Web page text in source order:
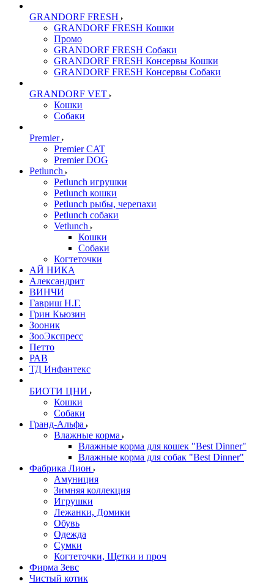
GRANDORF FRESH
GRANDORF FRESH Кошки
Промо
GRANDORF FRESH Собаки
GRANDORF FRESH Консервы Кошки
GRANDORF FRESH Консервы Собаки
GRANDORF VET
Кошки
Собаки
Premier
Premier CAT
Premier DOG
Petlunch
Petlunch игрушки
Petlunch кошки
Petlunch рыбы, черепахи
Petlunch собаки
Vetlunch
Кошки
Собаки
Когтеточки
АЙ НИКА
Александрит
ВИНЧИ
Гавриш Н.Г.
Грин Кьюзин
Зооник
ЗооЭкспресс
Петто
РАВ
ТД Инфантекс
БИОТИ ЦНИ
Кошки
Собаки
Гранд-Альфа
Влажные корма
Влажные корма для кошек "Best Dinner"
Влажные корма для собак "Best Dinner"
Фабрика Лион
Амуниция
Зимняя коллекция
Игрушки
Лежанки, Домики
Обувь
Одежда
Сумки
Когтеточки, Щетки и проч
Фирма Зевс
Чистый котик